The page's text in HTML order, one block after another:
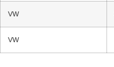
VW
VW